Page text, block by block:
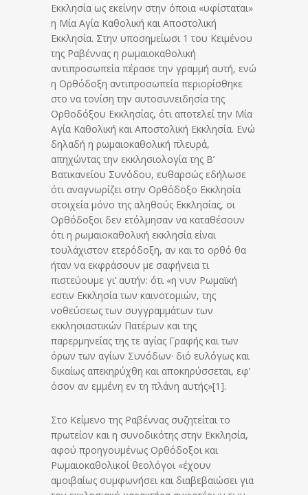
Εκκλησία ως εκείνην στην όποια «υφίσταται»
η Μία Αγία Καθολική και Αποστολική
Εκκλησία. Στην υποσημείωσι 1 του Κειμένου
της Ραβέννας η ρωμαιοκαθολική
αντιπροσωπεία πέρασε την γραμμή αυτή, ενώ
η Ορθόδοξη αντιπροσωπεία περιορίσθηκε
στο να τονίση την αυτοσυνειδησία της
Ορθοδόξου Εκκλησίας, ότι αποτελεί την Μία
Αγία Καθολική και Αποστολική Εκκλησία. Ενώ
δηλαδή η ρωμαιοκαθολική πλευρά,
απηχώντας την εκκλησιολογία της Β’
Βατικανείου Συνόδου, ευθαρσώς εδήλωσε
ότι αναγνωρίζει στην Ορθόδοξο Εκκλησία
στοιχεία μόνο της αληθούς Εκκλησίας, οι
Ορθόδοξοι δεν ετόλμησαν να καταθέσουν
ότι η ρωμαιοκαθολική εκκλησία είναι
τουλάχιστον ετερόδοξη, αν και το ορθό θα
ήταν να εκφράσουν με σαφήνεια τι
πιστεύουμε γι’ αυτήν: ότι «η νυν Ρωμαϊκή
εστιν Εκκλησία των καινοτομιών, της
νοθεύσεως των συγγραμμάτων των
εκκλησιαστικών Πατέρων και της
παρερμηνείας της τε αγίας Γραφής και των
όρων των αγίων Συνόδων· διό ευλόγως και
δικαίως απεκηρύχθη και αποκηρύσσεται, εφ’
όσον αν εμμένη εν τη πλάνη αυτής»[1].
Στο Κείμενο της Ραβέννας συζητείται το
πρωτείον και η συνοδικότης στην Εκκλησία,
αφού προηγουμένως Ορθόδοξοι και
Ρωμαιοκαθολικοί θεολόγοι «έχουν
αμοιβαίως συμφωνήσει και διαβεβαιώσει για